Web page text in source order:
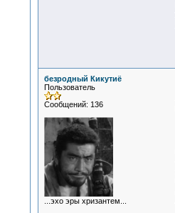
безродный Кикутиё
Пользователь
Сообщений: 136
...эхо эры хризантем...